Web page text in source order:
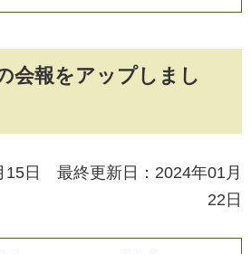
会報をアップしまし
15日 最終更新日：2024年01月
22日